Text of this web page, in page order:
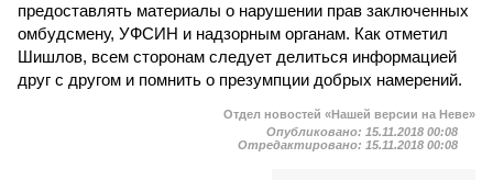
предоставлять материалы о нарушении прав заключенных
омбудсмену, УФСИН и надзорным органам. Как отметил
Шишлов, всем сторонам следует делиться информацией
друг с другом и помнить о презумпции добрых намерений.
Отдел новостей «Нашей версии на Неве»
Опубликовано: 15.11.2018 00:08
Отредактировано: 15.11.2018 00:08